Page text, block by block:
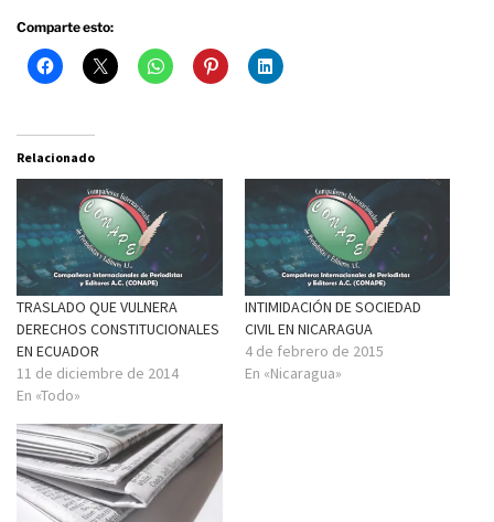
Comparte esto:
Relacionado
TRASLADO QUE VULNERA
DERECHOS CONSTITUCIONALES
EN ECUADOR
11 de diciembre de 2014
En «Todo»
INTIMIDACIÓN DE SOCIEDAD
CIVIL EN NICARAGUA
4 de febrero de 2015
En «Nicaragua»